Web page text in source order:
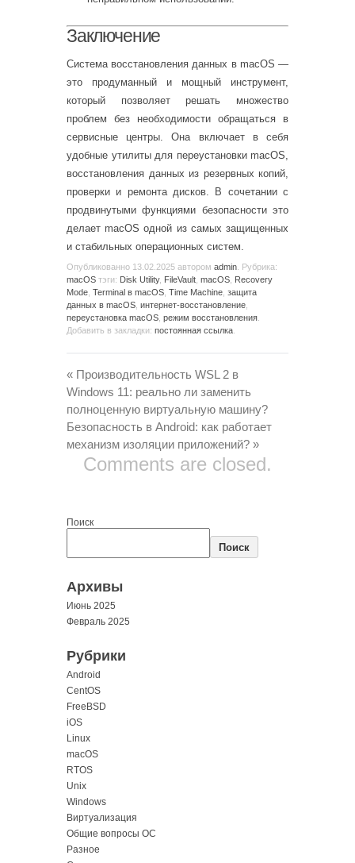
Заключение
Система восстановления данных в macOS —
это продуманный и мощный инструмент,
который позволяет решать множество
проблем без необходимости обращаться в
сервисные центры. Она включает в себя
удобные утилиты для переустановки macOS,
восстановления данных из резервных копий,
проверки и ремонта дисков. В сочетании с
продвинутыми функциями безопасности это
делает macOS одной из самых защищенных
и стабильных операционных систем.
Опубликованно 13.02.2025 автором admin . Рубрика:
macOS тэги: Disk Utility, FileVault macOS
Recovery
Mode Terminal в macOS Time Machine защита
данных в macOS интернет-восстановление
переустановка macOS режим восстановления
Добавить в закладки: постоянная ссылка
« Производительность WSL 2 в
Windows 11: реально ли заменить
полноценную виртуальную машину?
Безопасность в Android: как работает
механизм изоляции приложений? »
Comments are closed.
Поиск
Поиск
Архивы
Июнь 2025
Февраль 2025
Рубрики
Android
CentOS
FreeBSD
iOS
Linux
macOS
RTOS
Unix
Windows
Виртуализация
Общие вопросы ОС
Разное